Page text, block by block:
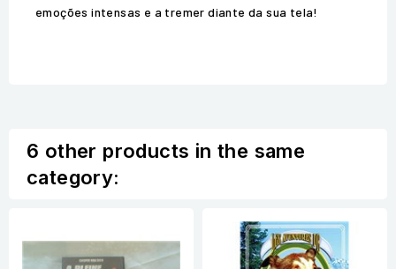
emoções intensas e a tremer diante da sua tela!
6 other products in the same
category: